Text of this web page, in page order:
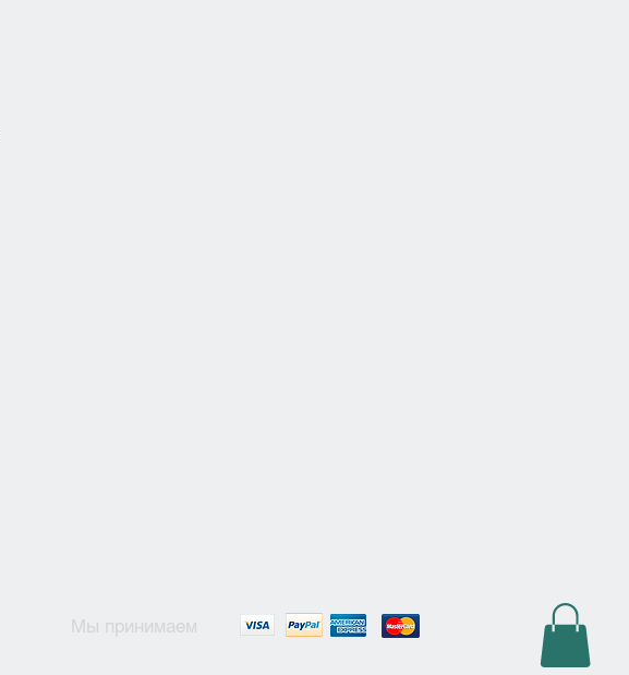
Мы принимаем